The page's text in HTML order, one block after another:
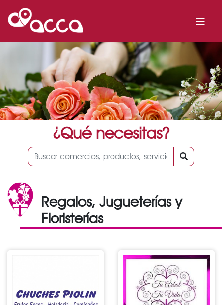
¿Qué necesitas?
Regalos, Jugueterías y
Floristerías